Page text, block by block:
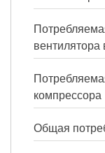
вентилятора
компрессора
Общая